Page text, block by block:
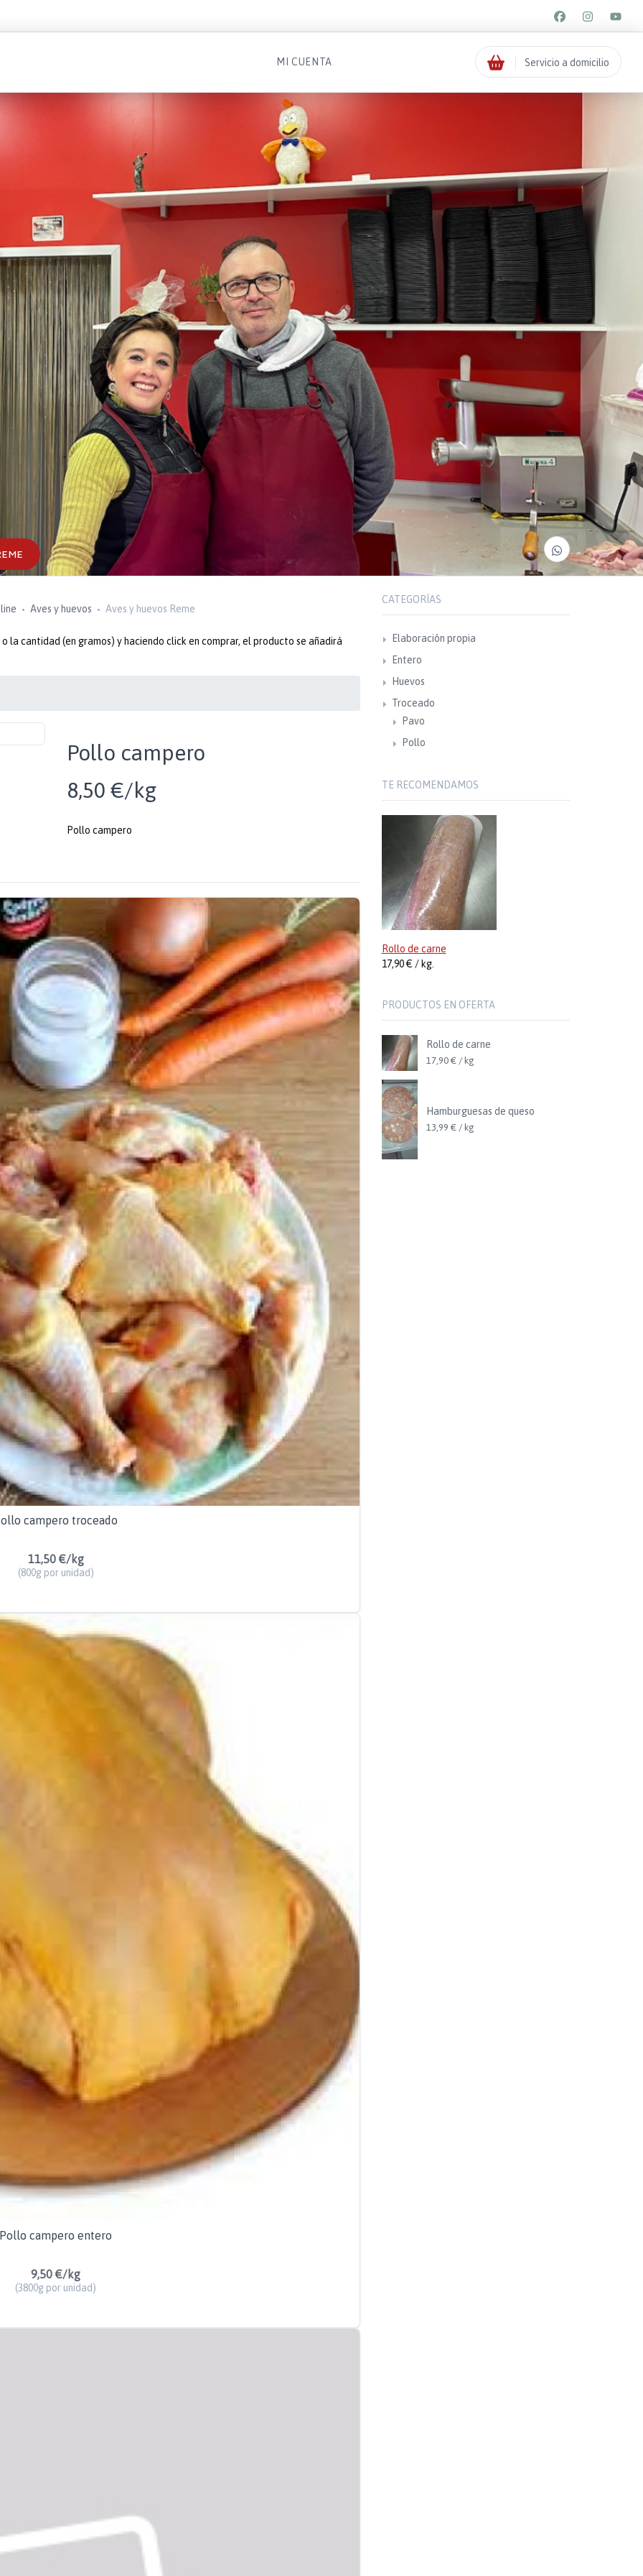
MI CUENTA Servicio a domicilio
Aves y huevos Aves y huevos Reme
la cantidad (en gramos) y haciendo click en comprar, el producto se añadirá
Pollo campero
8,50 €/kg
Pollo campero
campero troceado
11,50 €/kg
(800g por unidad)
Pollo campero entero
9,50 €/kg
(3800g por unidad)
CATEGORÍAS
Elaboración propia
Entero
Huevos
Troceado
Pavo
Pollo
TE RECOMENDAMOS
Rollo de carne
17,90 € / kg.
PRODUCTOS EN OFERTA
Rollo de carne
17,90 € / kg
Hamburguesas de queso
13,99 € / kg